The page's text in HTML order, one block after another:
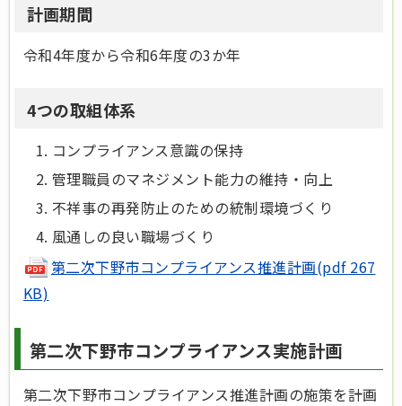
計画期間
令和4年度から令和6年度の3か年
4つの取組体系
コンプライアンス意識の保持
管理職員のマネジメント能力の維持・向上
不祥事の再発防止のための統制環境づくり
風通しの良い職場づくり
第二次下野市コンプライアンス推進計画(pdf 267
KB)
第二次下野市コンプライアンス実施計画
第二次下野市コンプライアンス推進計画の施策を計画